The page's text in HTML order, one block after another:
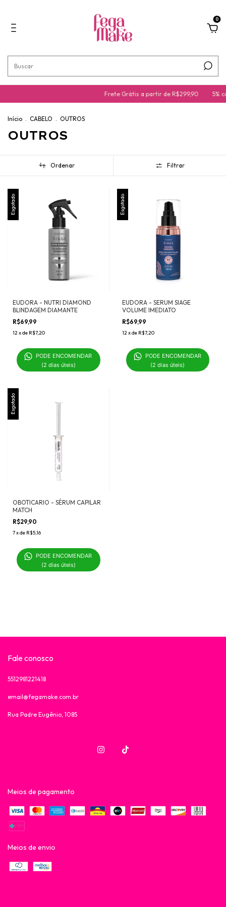
0
Frete Grátis a partir de R$299,90 5%
Início . CABELO . OUTROS
OUTROS
Ordenar Filtrar
Esgotado
EUDORA - NUTRI DIAMOND
BLINDAGEM DIAMANTE
R$69,99
12xde R$7,20
PODE ENCOMENDAR
(2 dias úteis)
Esgotado
EUDORA - SERUM SIAGE
VOLUME IMEDIATO
R$69,99
12xde R$7,20
PODE ENCOMENDAR
(2 dias úteis)
Esgotado
OBOTICARIO - SÉRUM CAPILAR
MATCH
R$29,90
7xde R$5,16
PODE ENCOMENDAR
(2 dias úteis)
Fale conosco
5512981221418
email@fegamake.com.br
Rua Padre Eugênio, 1085
Meios de pagamento
Meios de envio